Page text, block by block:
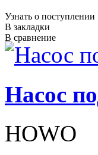
Узнать о поступлении
В закладки
В сравнение
Насос
HOWO